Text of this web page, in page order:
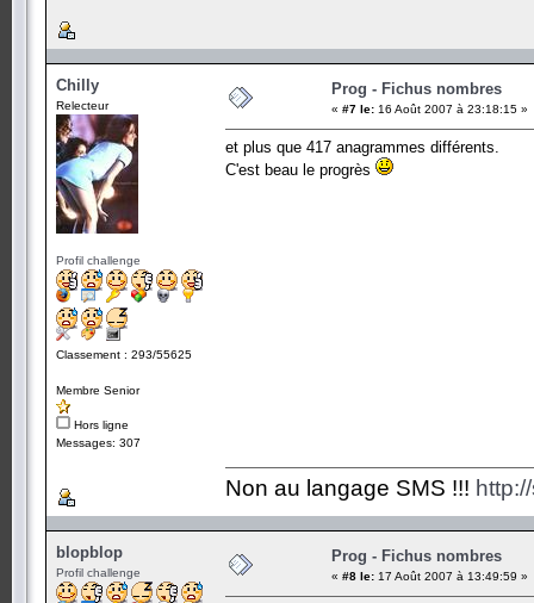
Chilly
Relecteur
Profil challenge
Classement : 293/55625
Membre Senior
Hors ligne
Messages: 307
Prog - Fichus nombres
« #7 le: 16 Août 2007 à 23:18:15 »
et plus que 417 anagrammes différents.
C'est beau le progrès
Non au langage SMS !!!
blopblop
Profil challenge
Prog - Fichus nombres
« #8 le: 17 Août 2007 à 13:49:59 »